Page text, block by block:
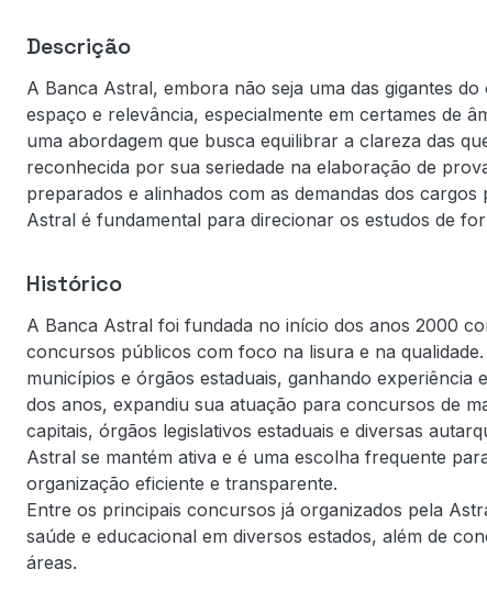
Descrição
A Banca Astral, embora não seja uma das gigantes
espaço e relevância, especialmente em certames de
uma abordagem que busca equilibrar a clareza das
reconhecida por sua seriedade na elaboração de
preparados e alinhados com as demandas dos
Astral é fundamental para direcionar os estudos de
Histórico
A Banca Astral foi fundada no início dos anos 2000
concursos públicos com foco na lisura e na
municípios e órgãos estaduais, ganhando
dos anos, expandiu sua atuação para concursos de
capitais, órgãos legislativos estaduais e diversas
Astral se mantém ativa e é uma escolha frequente
organização eficiente e transparente.
Entre os principais concursos já organizados pela
saúde e educacional em diversos estados, além de
áreas.